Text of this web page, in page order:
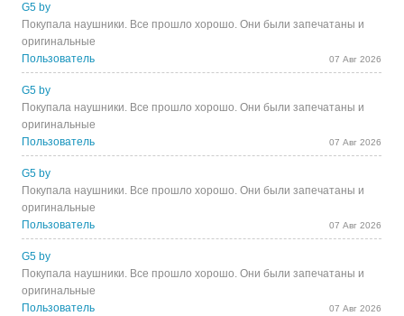
G5 by
Покупала наушники. Все прошло хорошо. Они были запечатаны и
оригинальные
Пользователь
07 Авг 2026
G5 by
Покупала наушники. Все прошло хорошо. Они были запечатаны и
оригинальные
Пользователь
07 Авг 2026
G5 by
Покупала наушники. Все прошло хорошо. Они были запечатаны и
оригинальные
Пользователь
07 Авг 2026
G5 by
Покупала наушники. Все прошло хорошо. Они были запечатаны и
оригинальные
Пользователь
07 Авг 2026